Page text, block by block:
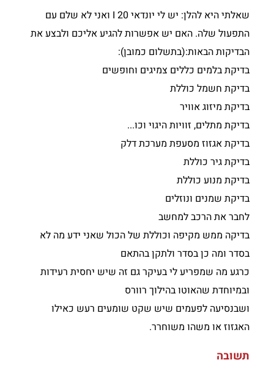
שאלתי היא להלן: יש לי יונדאי I 20 ואני לא שלם עם
התפעול שלה. האם יש אפשרות להגיע אליכם ולבצע את
הבדיקות הבאות:(בתשלום כמובן):
בדיקת בלמים כללים צמיגים וחופשים
בדיקת חשמל כוללת
בדיקת מיזוג אוויר
בדיקת מתלים, זוויות היגוי וכו...
בדיקת אגזוז מסעפת מערכת דלק
בדיקת גיר כוללת
בדיקת מנוע כוללת
בדיקת שמנים ונוזלים
לחבר את הרכב למחשב
בדיקה ממש מקיפה וכוללת של הכול שאני ידע מה לא
בסדר ומה כן בסדר ולתקן בהתאם
כרגע מה שמפריע לי בעיקר גם זה שיש יחסית רעידות
ובמיוחדת שהאוטו בהילוך רוורס
ושבנסיעה לפעמים שיש שקט שומעים רעש כאילו
האגזוז או משהו משוחרר.
תשובה